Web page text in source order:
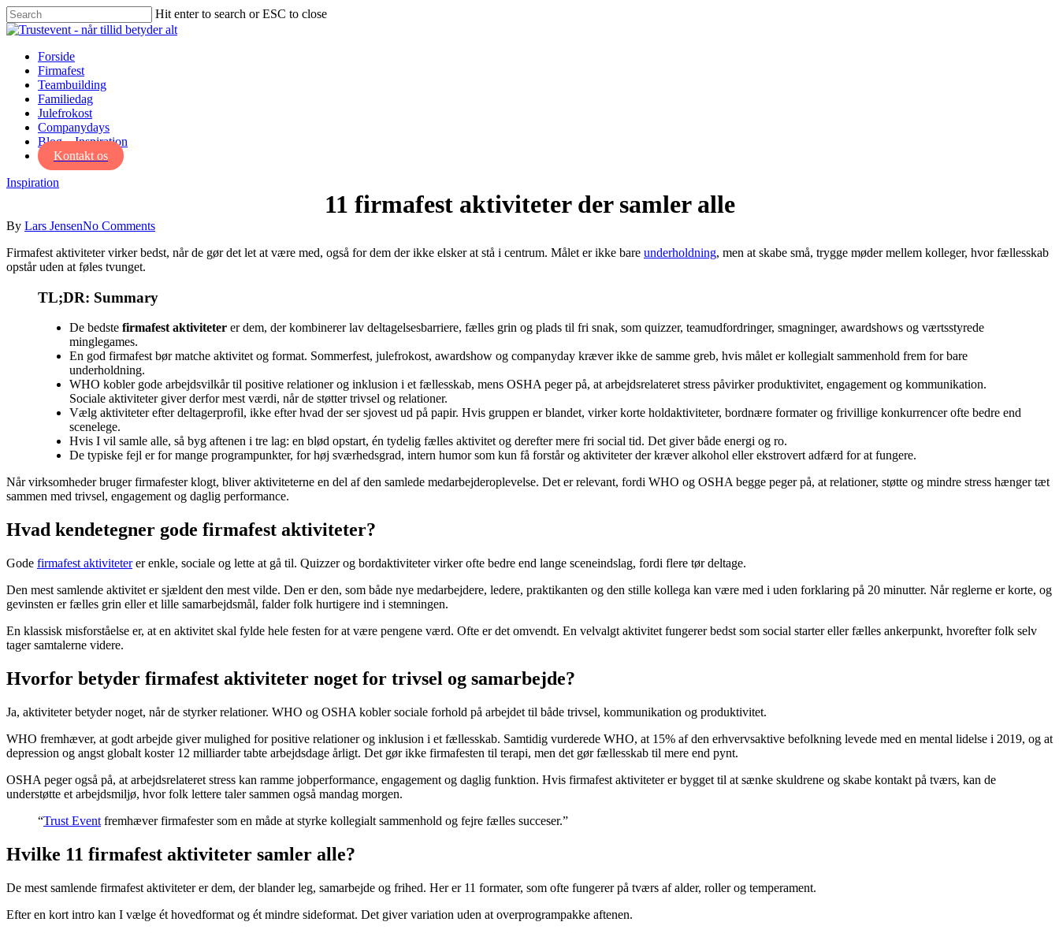
Skip
to
content
Hit enter to search or ESC to close
Close
Menu
Forside
Firmafest
Teambuilding
Familiedag
Julefrokost
Companydays
Blog – Inspiration
Kontakt os
Inspiration
11 firmafest aktiviteter der samler alle
By Lars JensenNo Comments
Firmafest aktiviteter virker bedst, når de gør det let at være med, også for dem der ikke elsker at stå i centrum. Målet er ikke bare underholdning, men at skabe små, trygge møder mellem kolleger, hvor fællesskab
opstår uden at føles tvunget.
TL;DR: Summary
De bedste firmafest aktiviteter er dem, der kombinerer lav deltagelsesbarriere, fælles grin og plads til fri snak, som quizzer, teamudfordringer, smagninger, awardshows og værtsstyrede
minglegames.
En god firmafest bør matche aktivitet og format. Sommerfest, julefrokost, awardshow og companyday kræver ikke de samme greb, hvis målet er kollegialt sammenhold frem for bare
underholdning.
WHO kobler gode arbejdsvilkår til positive relationer og inklusion i et fællesskab, mens OSHA peger på, at arbejdsrelateret stress påvirker produktivitet, engagement og kommunikation.
Sociale aktiviteter giver derfor mest værdi, når de støtter trivsel og relationer.
Vælg aktiviteter efter deltagerprofil, ikke efter hvad der ser sjovest ud på papir. Hvis gruppen er blandet, virker korte holdaktiviteter, bordnære formater og frivillige konkurrencer ofte bedre end
scenelege.
Hvis I vil samle alle, så byg aftenen i tre lag: en blød opstart, én tydelig fælles aktivitet og derefter mere fri social tid. Det giver både energi og ro.
De typiske fejl er for mange programpunkter, for høj sværhedsgrad, intern humor som kun få forstår og aktiviteter der kræver alkohol eller ekstrovert adfærd for at fungere.
Når virksomheder bruger firmafester klogt, bliver aktiviteterne en del af den samlede medarbejderoplevelse. Det er relevant, fordi WHO og OSHA begge peger på, at relationer, støtte og mindre stress hænger tæt
sammen med trivsel, engagement og daglig performance.
Hvad kendetegner gode firmafest aktiviteter?
Gode firmafest aktiviteterer enkle, sociale og lette at gå til. Quizzer og bordaktiviteter virker ofte bedre end lange sceneindslag, fordi flere tør deltage.
Den mest samlende aktivitet er sjældent den mest vilde. Den er den, som både nye medarbejdere, ledere, praktikanten og den stille kollega kan være med i uden forklaring på 20 minutter. Når reglerne er korte, og
gevinsten er fælles grin eller et lille samarbejdsmål, falder folk hurtigere ind i stemningen.
En klassisk misforståelse er, at en aktivitet skal fylde hele festen for at være pengene værd. Ofte er det omvendt. En velvalgt aktivitet fungerer bedst som social starter eller fælles ankerpunkt, hvorefter folk selv
tager samtalerne videre.
Hvorfor betyder firmafest aktiviteter noget for trivsel og samarbejde?
Ja, aktiviteter betyder noget, når de styrker relationer. WHO og OSHA kobler sociale forhold på arbejdet til både trivsel, kommunikation og produktivitet.
WHO fremhæver, at godt arbejde giver mulighed for positive relationer og inklusion i et fællesskab. Samtidig vurderede WHO, at 15% af den erhvervsaktive befolkning levede med en mental lidelse i 2019, og at
depression og angst globalt koster 12 milliarder tabte arbejdsdage årligt. Det gør ikke firmafesten til terapi, men det gør fællesskab til mere end pynt.
OSHA peger også på, at arbejdsrelateret stress kan ramme jobperformance, engagement og daglig funktion. Hvis firmafest aktiviteter er bygget til at sænke skuldrene og skabe kontakt på tværs, kan de
understøtte et arbejdsmiljø, hvor folk lettere taler sammen også mandag morgen.
“Trust Event fremhæver firmafester som en måde at styrke kollegialt sammenhold og fejre fælles succeser.”
Hvilke 11 firmafest aktiviteter samler alle?
De mest samlende firmafest aktiviteter er dem, der blander leg, samarbejde og frihed. Her er 11 formater, som ofte fungerer på tværs af alder, roller og temperament.
Efter en kort intro kan I vælge ét hovedformat og ét mindre sideformat. Det giver variation uden at overprogrampakke aftenen.